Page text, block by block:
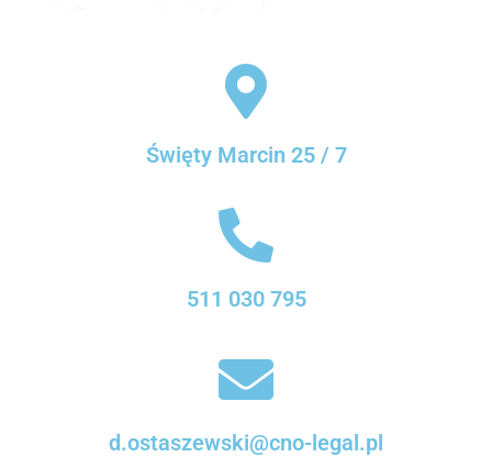
Święty Marcin 25 / 7
511 030 795
d.ostaszewski@cno-legal.pl